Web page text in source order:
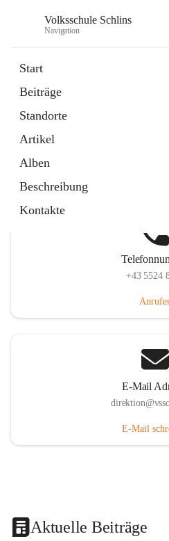
Volksschule Schlins
Navigation
Start
Beiträge
Standorte
Artikel
Alben
Beschreibung
Kontakte
+43 5524
E-Mail
E-Mail
Aktuelle Beiträge